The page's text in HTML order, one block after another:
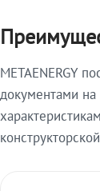
METAENERGY
документами